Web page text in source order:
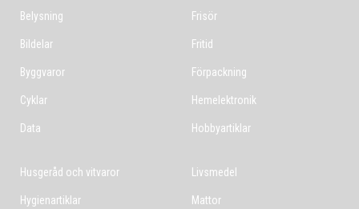
Belysning
Bildelar
Byggvaror
Cyklar
Data
Frisör
Fritid
Förpackning
Hemelektronik
Hobbyartiklar
Husgeråd och vitvaror
Hygienartiklar
Livsmedel
Mattor